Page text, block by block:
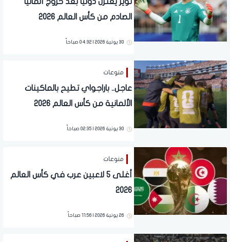
الصادم من كأس العالم 2026
30 يونية 2026 | 04:32 صباحاً
منوعات
عاجل.. باراجواي تطيح بالماكينات
الألمانية من كأس العالم 2026
30 يونية 2026 | 02:35 صباحاً
منوعات
أغلى 5 لاعبين عرب في كأس العالم
2026
26 يونية 2026 | 11:56 صباحاً